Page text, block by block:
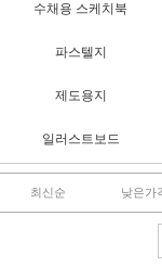
수채용 스케치북
파스텔지
제도용지
일러스트보드
최신순 낮은가